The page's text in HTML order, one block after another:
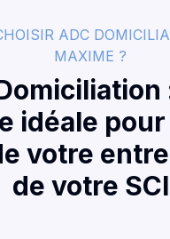
ADC
MAXIME ?
idéale
votre
de votre SCI